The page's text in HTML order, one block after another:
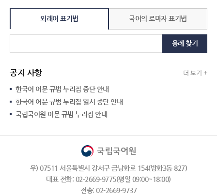
외래어 표기법 국어의 로마자 표기법
용례 찾기
공지 사항 더 보기 +
한국어 어문 규범 누리집 중단 안내
한국어 어문 규범 누리집 일시 중단 안내
국립국어원 어문 규범 누리집 안내
우) 07511 서울특별시 강서구 금낭화로 154(방화3동 827)
대표 전화: 02-2669-9775(평일 09:00~18:00)
전송: 02-2669-9737